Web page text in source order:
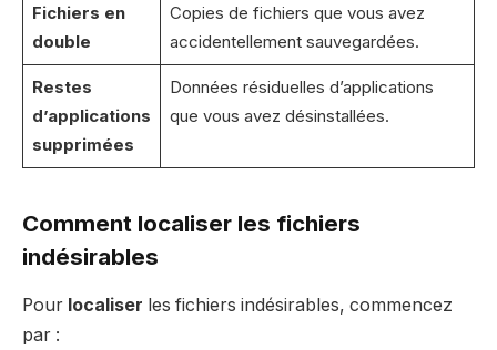
Fichiers en
double
Copies de fichiers que vous avez
accidentellement sauvegardées.
Restes
d’applications
supprimées
Données résiduelles d’applications
que vous avez désinstallées.
Comment localiser les fichiers
indésirables
Pour localiser les fichiers indésirables, commencez
par :